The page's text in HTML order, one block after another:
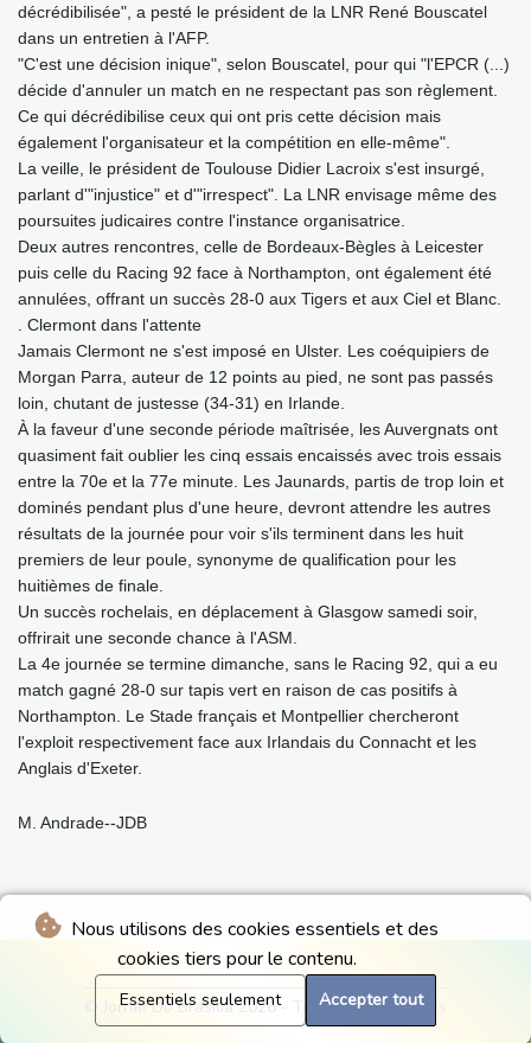
Nous utilisons des cookies essentiels et des
cookies tiers pour le contenu.
Essentiels seulement Accepter tout
décrédibilisée", a pesté le président de la LNR René Bouscatel
dans un entretien à l'AFP.
"C'est une décision inique", selon Bouscatel, pour qui "l'EPCR (...)
décide d'annuler un match en ne respectant pas son règlement.
Ce qui décrédibilise ceux qui ont pris cette décision mais
également l'organisateur et la compétition en elle-même".
La veille, le président de Toulouse Didier Lacroix s'est insurgé,
parlant d'"injustice" et d'"irrespect". La LNR envisage même des
poursuites judicaires contre l'instance organisatrice.
Deux autres rencontres, celle de Bordeaux-Bègles à Leicester
puis celle du Racing 92 face à Northampton, ont également été
annulées, offrant un succès 28-0 aux Tigers et aux Ciel et Blanc.
. Clermont dans l'attente
Jamais Clermont ne s'est imposé en Ulster. Les coéquipiers de
Morgan Parra, auteur de 12 points au pied, ne sont pas passés
loin, chutant de justesse (34-31) en Irlande.
À la faveur d'une seconde période maîtrisée, les Auvergnats ont
quasiment fait oublier les cinq essais encaissés avec trois essais
entre la 70e et la 77e minute. Les Jaunards, partis de trop loin et
dominés pendant plus d'une heure, devront attendre les autres
résultats de la journée pour voir s'ils terminent dans les huit
premiers de leur poule, synonyme de qualification pour les
huitièmes de finale.
Un succès rochelais, en déplacement à Glasgow samedi soir,
offrirait une seconde chance à l'ASM.
La 4e journée se termine dimanche, sans le Racing 92, qui a eu
match gagné 28-0 sur tapis vert en raison de cas positifs à
Northampton. Le Stade français et Montpellier chercheront
l'exploit respectivement face aux Irlandais du Connacht et les
Anglais d'Exeter.
M. Andrade--JDB
© Jornal Do Brasilia 2026 - Tous droits réservés